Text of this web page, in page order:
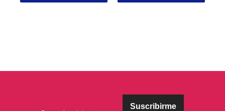
Suscribirme